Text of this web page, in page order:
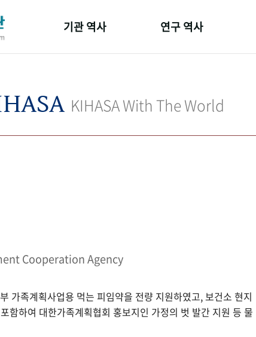
기관 역사 연구 역사
키워드로 보는 연구 역사
KIHASA With The World
Cooperation Agency
가족계획사업용 먹는 피임약을 전량 지원하였고, 보건소 현지
함하여 대한가족계획협회 홍보지인 가정의 벗 발간 지원 등 물